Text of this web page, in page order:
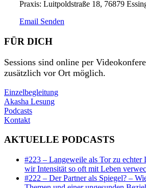
Praxis: Luitpoldstraße 18, 76879
Email Senden
FÜR DICH
Sessions sind online per
zusätzlich vor Ort möglich.
Einzelbegleitung
Akasha Lesung
Podcasts
Kontakt
AKTUELLE PODCASTS
#223 – Langeweile als Tor zu
wir Intensität so oft mit Leben
#222 – Der Partner als Spiegel? –